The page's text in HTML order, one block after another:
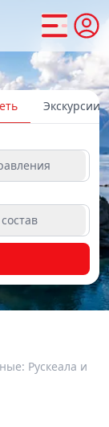
Экскурсии
Рускеала и